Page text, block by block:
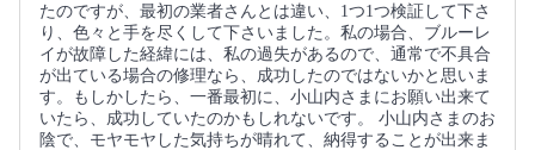
たのですが、最初の業者さんとは違い、1つ1つ検証して下さ
り、色々と手を尽くして下さいました。私の場合、ブルーレ
イが故障した経緯には、私の過失があるので、通常で不具合
が出ている場合の修理なら、成功したのではないかと思いま
す。もしかしたら、一番最初に、小山内さまにお願い出来て
いたら、成功していたのかもしれないです。 小山内さまのお
陰で、モヤモヤした気持ちが晴れて、納得することが出来ま